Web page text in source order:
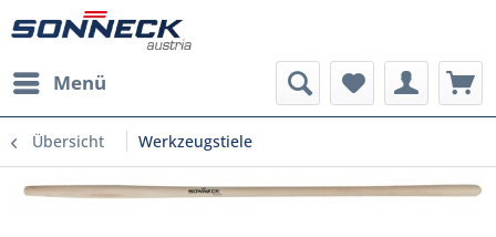
Menü
Übersicht Werkzeugstiele